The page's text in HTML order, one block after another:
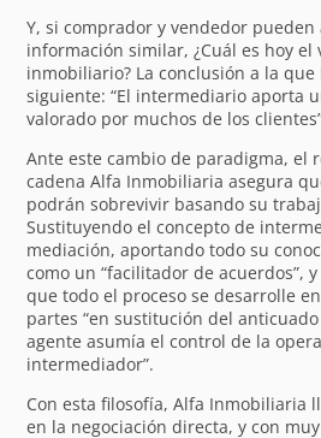
Y, si comprador y vendedor pueden
información similar, ¿Cuál es hoy el
inmobiliario? La conclusión a la que
siguiente: “El intermediario aporta
valorado por muchos de los
Ante este cambio de paradigma, el
cadena Alfa Inmobiliaria asegura
podrán sobrevivir basando su
Sustituyendo el concepto de
mediación, aportando todo su
como un “facilitador de acuerdos”,
que todo el proceso se desarrolle
partes “en sustitución del
agente asumía el control de la
intermediador”.
Con esta filosofía, Alfa Inmobiliaria
en la negociación directa, y con